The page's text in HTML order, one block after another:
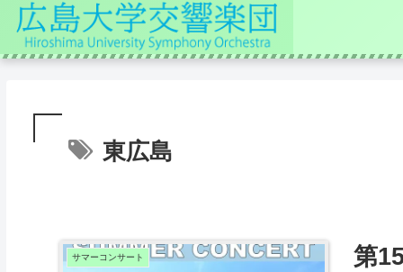
東広島
サマーコンサート
第